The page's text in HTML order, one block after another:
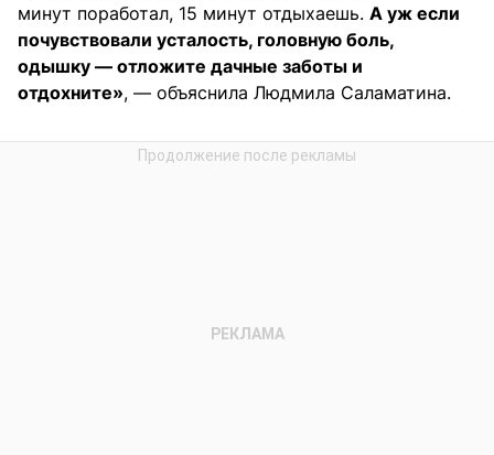
минут поработал, 15 минут отдыхаешь. А уж если
почувствовали усталость, головную боль,
одышку — отложите дачные заботы и
отдохните», — объяснила Людмила Саламатина.